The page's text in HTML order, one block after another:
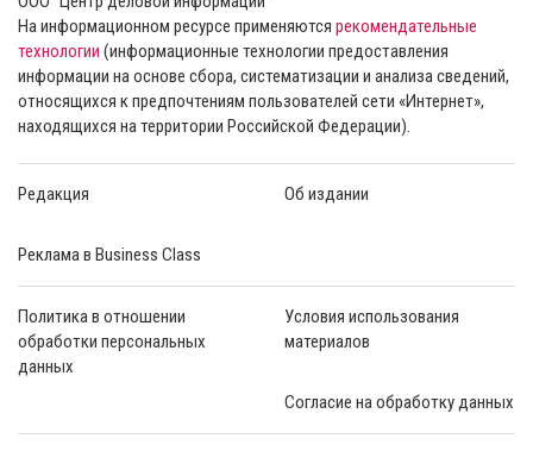
На информационном ресурсе применяются рекомендательные
технологии (информационные технологии предоставления
информации на основе сбора, систематизации и анализа сведений,
относящихся к предпочтениям пользователей сети «Интернет»,
находящихся на территории Российской Федерации).
Редакция Об издании
Реклама в Business Class
Политика в отношении
обработки персональных
данных
Условия использования
материалов
Согласие на обработку данных